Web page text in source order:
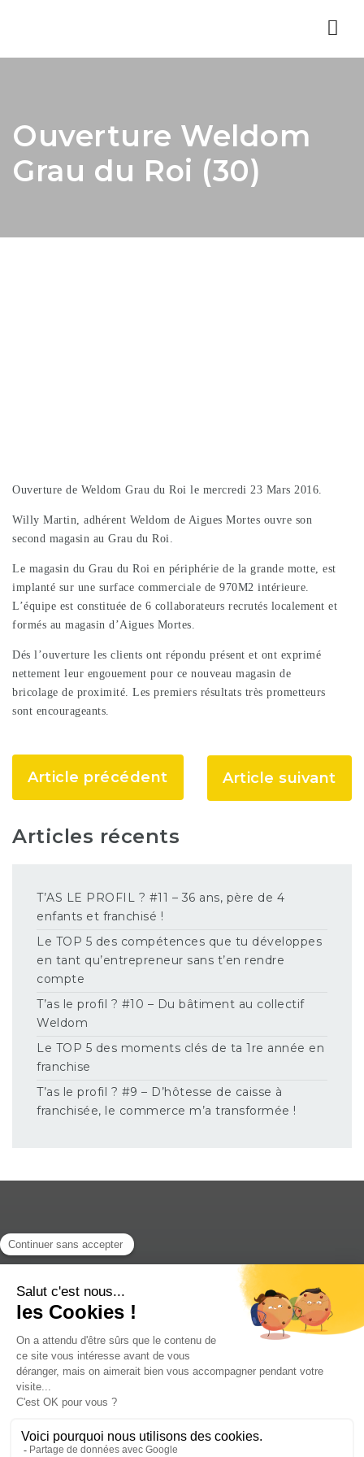
Ouverture Weldom
Grau du Roi (30)
Ouverture de Weldom Grau du Roi le mercredi 23 Mars 2016.
Willy Martin, adhérent Weldom de Aigues Mortes ouvre son
second magasin au Grau du Roi.
Le magasin du Grau du Roi en périphérie de la grande motte, est
implanté sur une surface commerciale de 970M2 intérieure.
L’équipe est constituée de 6 collaborateurs recrutés localement et
formés au magasin d’Aigues Mortes.
Dés l’ouverture les clients ont répondu présent et ont exprimé
nettement leur engouement pour ce nouveau magasin de
bricolage de proximité. Les premiers résultats très prometteurs
sont encourageants.
Article précédent Article suivant
Articles récents
T’AS LE PROFIL ? #11 – 36 ans, père de 4
enfants et franchisé !
Le TOP 5 des compétences que tu développes
en tant qu’entrepreneur sans t’en rendre
compte
T’as le profil ? #10 – Du bâtiment au collectif
Weldom
Le TOP 5 des moments clés de ta 1re année en
franchise
T’as le profil ? #9 – D’hôtesse de caisse à
franchisée, le commerce m’a transformée !
Le concept Weldom
Outillé pour ta nouvelle vie !
Campus entrepreneur
La vie du réseau